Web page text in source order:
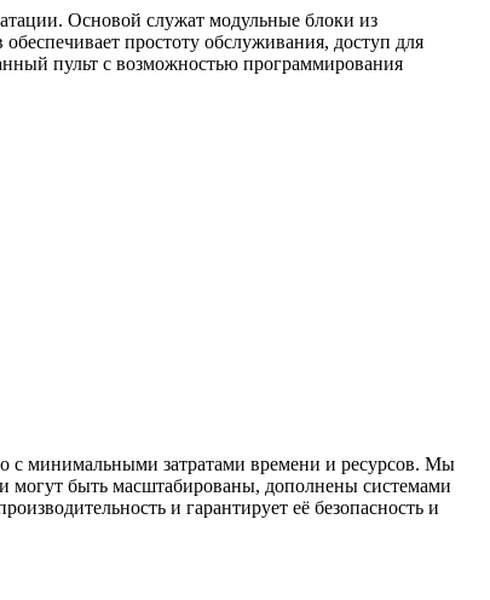
Основой служат модульные блоки из
простоту обслуживания, доступ для
пульт с возможностью программирования
с минимальными затратами времени и ресурсов. Мы
могут быть масштабированы, дополнены системами
и гарантирует её безопасность и